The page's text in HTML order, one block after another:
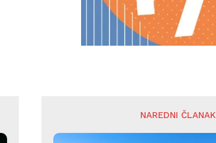
NAREDNI ČLANAK